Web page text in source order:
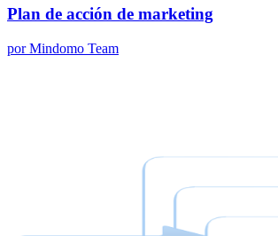
Plan de acción de marketing
por Mindomo Team